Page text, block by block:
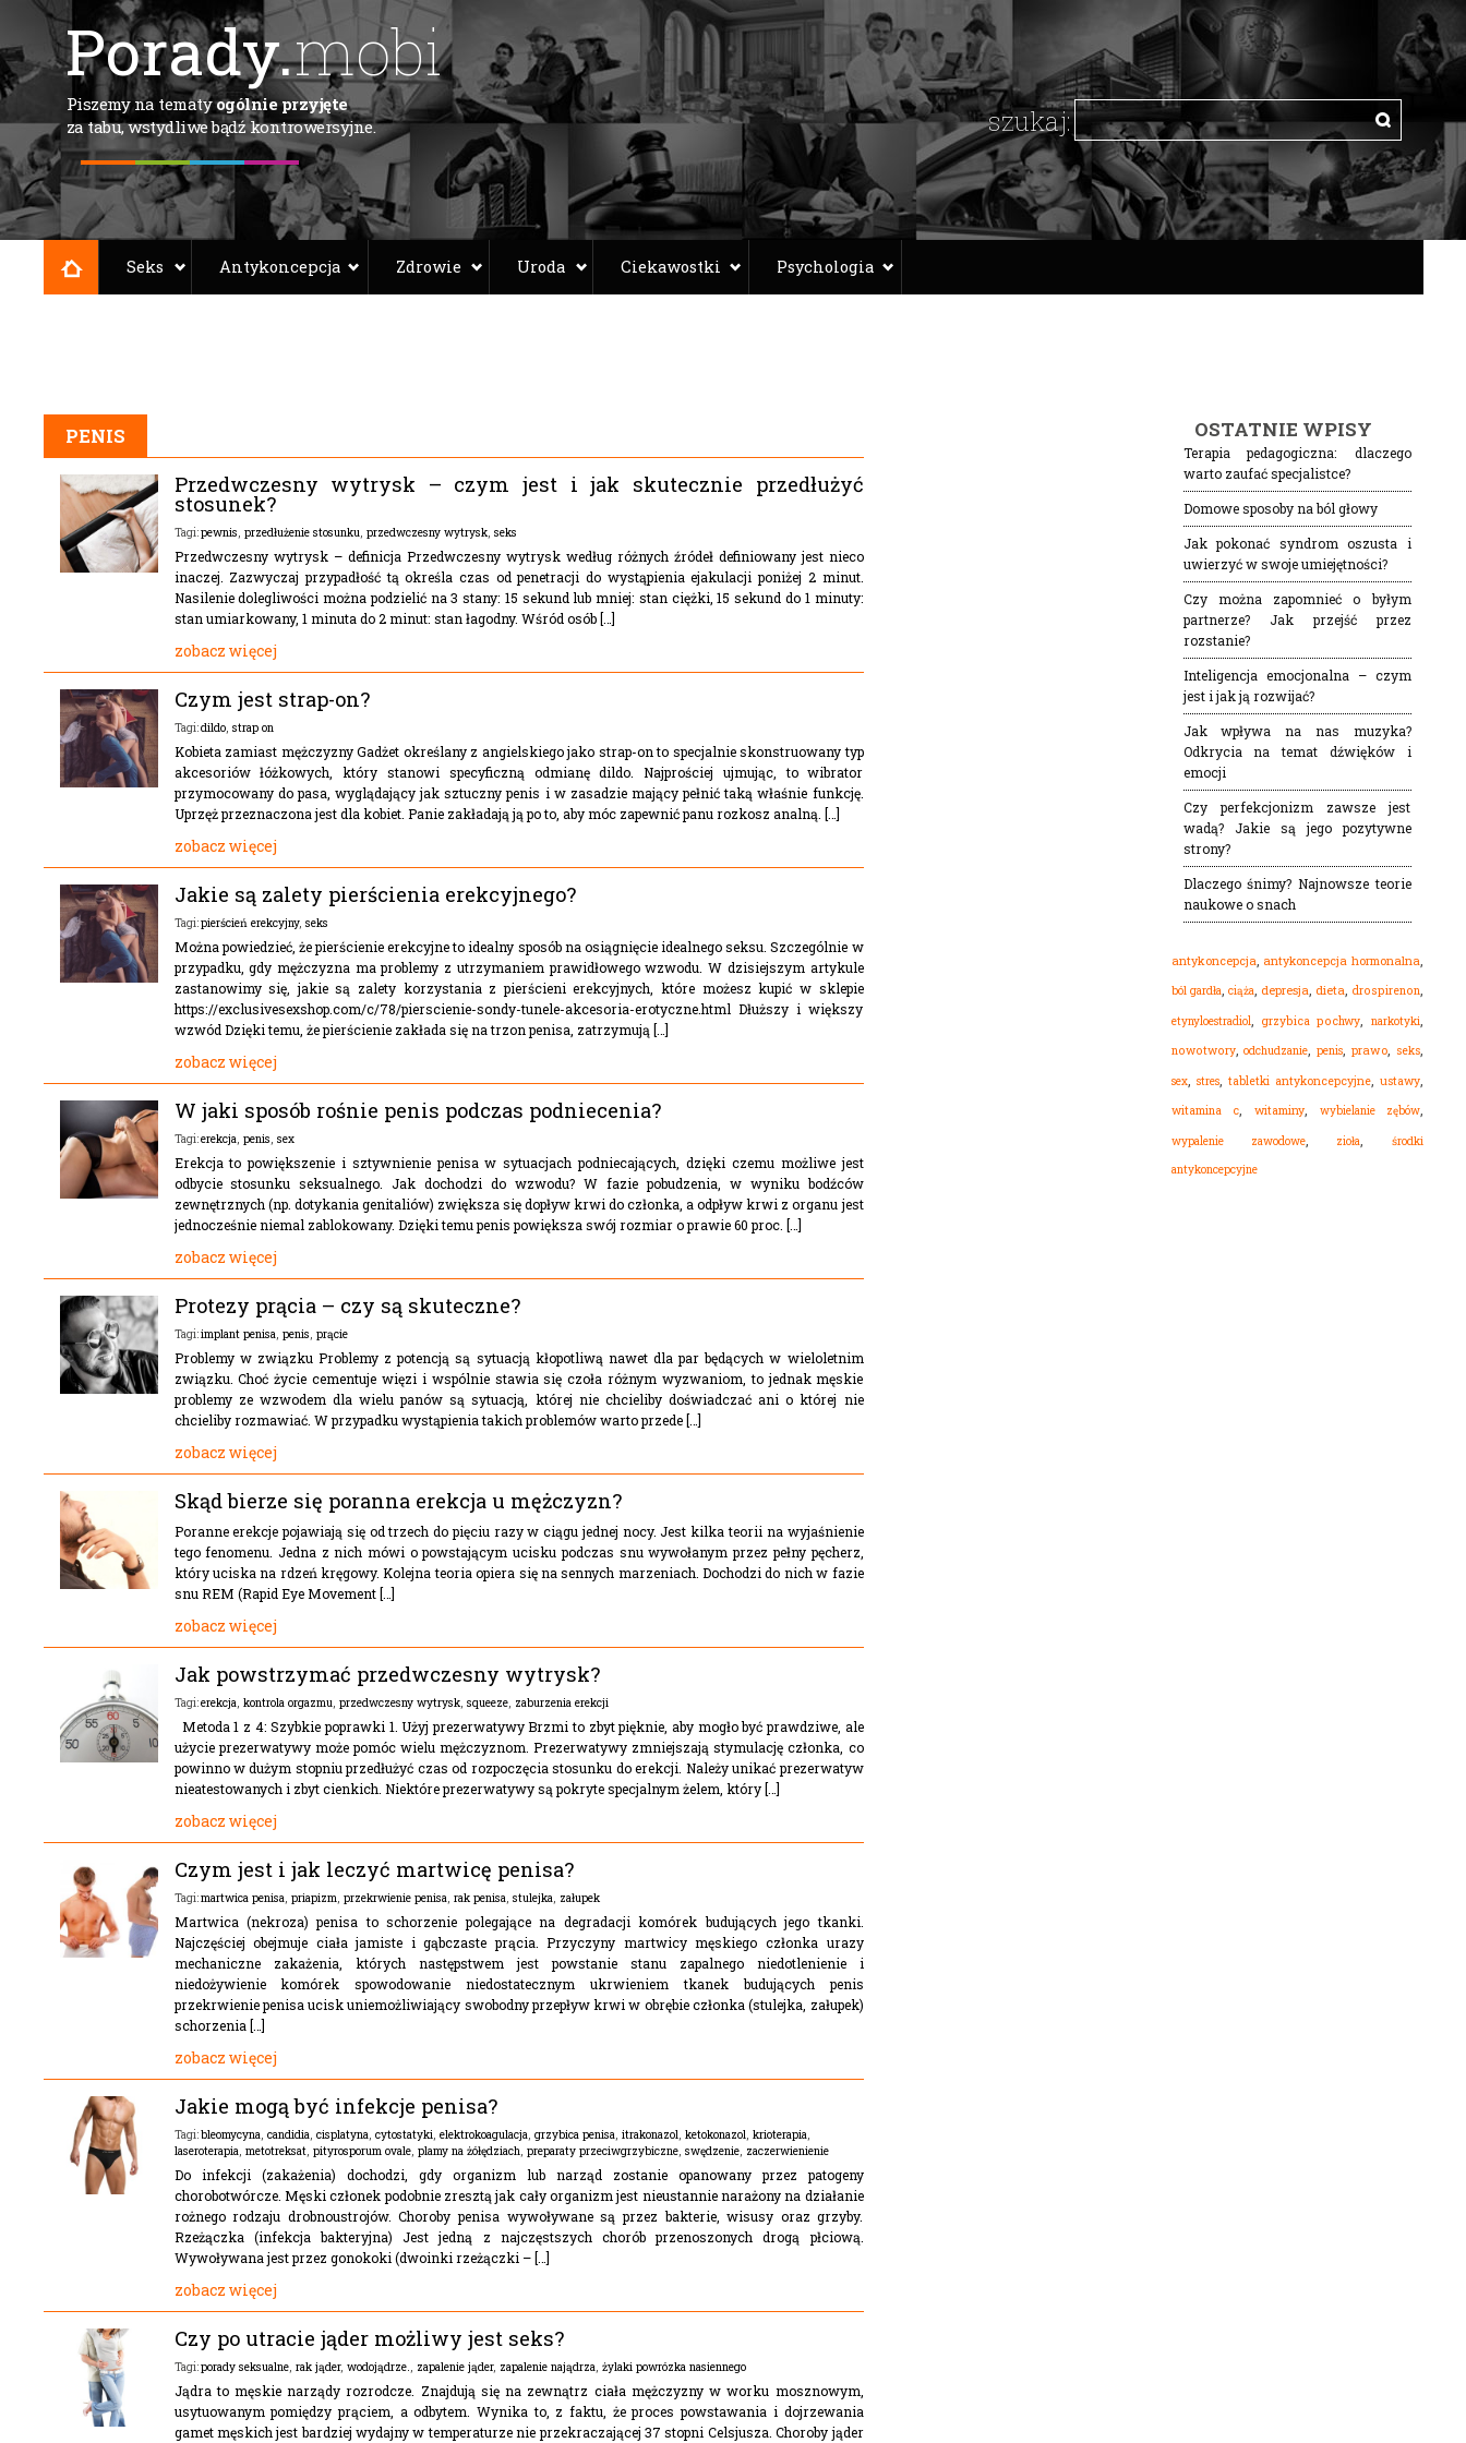
Porady.mobi
Piszemy na tematyogólnie przyjęte
za tabu, wstydliwe bądź kontrowersyjne.
Seks Antykoncepcja Zdrowie Uroda Ciekawostki Psychologia
PENIS
Przedwczesny wytrysk – czym jest i jak skutecznie przedłużyć
stosunek?
Tagi:pewnis, przedłużenie stosunku, przedwczesny wytrysk, seks
Przedwczesny wytrysk – definicja Przedwczesny wytrysk według różnych źródeł definiowany jest nieco
inaczej. Zazwyczaj przypadłość tą określa czas od penetracji do wystąpienia ejakulacji poniżej 2 minut.
Nasilenie dolegliwości można podzielić na 3 stany: 15 sekund lub mniej: stan ciężki, 15 sekund do 1 minuty:
stan umiarkowany, 1 minuta do 2 minut: stan łagodny. Wśród osób […]
zobacz więcej
Czym jest strap-on?
Tagi:dildo, strap on
Kobieta zamiast mężczyzny Gadżet określany z angielskiego jako strap-on to specjalnie skonstruowany typ
akcesoriów łóżkowych, który stanowi specyficzną odmianę dildo. Najprościej ujmując, to wibrator
przymocowany do pasa, wyglądający jak sztuczny penis i w zasadzie mający pełnić taką właśnie funkcję.
Uprzęż przeznaczona jest dla kobiet. Panie zakładają ją po to, aby móc zapewnić panu rozkosz analną. […]
zobacz więcej
Jakie są zalety pierścienia erekcyjnego?
Tagi:pierścień erekcyjny, seks
Można powiedzieć, że pierścienie erekcyjne to idealny sposób na osiągnięcie idealnego seksu. Szczególnie w
przypadku, gdy mężczyzna ma problemy z utrzymaniem prawidłowego wzwodu. W dzisiejszym artykule
zastanowimy się, jakie są zalety korzystania z pierścieni erekcyjnych, które możesz kupić w sklepie
https://exclusivesexshop.com/c/78/pierscienie-sondy-tunele-akcesoria-erotyczne.html Dłuższy i większy
wzwód Dzięki temu, że pierścienie zakłada się na trzon penisa, zatrzymują […]
zobacz więcej
W jaki sposób rośnie penis podczas podniecenia?
Tagi:erekcja, penis, sex
Erekcja to powiększenie i sztywnienie penisa w sytuacjach podniecających, dzięki czemu możliwe jest
odbycie stosunku seksualnego. Jak dochodzi do wzwodu? W fazie pobudzenia, w wyniku bodźców
zewnętrznych (np. dotykania genitaliów) zwiększa się dopływ krwi do członka, a odpływ krwi z organu jest
jednocześnie niemal zablokowany. Dzięki temu penis powiększa swój rozmiar o prawie 60 proc. […]
zobacz więcej
Protezy prącia – czy są skuteczne?
Tagi:implant penisa, penis, prącie
Problemy w związku Problemy z potencją są sytuacją kłopotliwą nawet dla par będących w wieloletnim
związku. Choć życie cementuje więzi i wspólnie stawia się czoła różnym wyzwaniom, to jednak męskie
problemy ze wzwodem dla wielu panów są sytuacją, której nie chcieliby doświadczać ani o której nie
chcieliby rozmawiać. W przypadku wystąpienia takich problemów warto przede […]
zobacz więcej
Skąd bierze się poranna erekcja u mężczyzn?
Poranne erekcje pojawiają się od trzech do pięciu razy w ciągu jednej nocy. Jest kilka teorii na wyjaśnienie
tego fenomenu. Jedna z nich mówi o powstającym ucisku podczas snu wywołanym przez pełny pęcherz,
który uciska na rdzeń kręgowy. Kolejna teoria opiera się na sennych marzeniach. Dochodzi do nich w fazie
snu REM (Rapid Eye Movement […]
zobacz więcej
Jak powstrzymać przedwczesny wytrysk?
Tagi:erekcja, kontrola orgazmu, przedwczesny wytrysk, squeeze, zaburzenia erekcji
Metoda 1 z 4: Szybkie poprawki 1. Użyj prezerwatywy Brzmi to zbyt pięknie, aby mogło być prawdziwe, ale
użycie prezerwatywy może pomóc wielu mężczyznom. Prezerwatywy zmniejszają stymulację członka, co
powinno w dużym stopniu przedłużyć czas od rozpoczęcia stosunku do erekcji. Należy unikać prezerwatyw
nieatestowanych i zbyt cienkich. Niektóre prezerwatywy są pokryte specjalnym żelem, który […]
zobacz więcej
Czym jest i jak leczyć martwicę penisa?
Tagi:martwica penisa, priapizm, przekrwienie penisa, rak penisa, stulejka, załupek
Martwica (nekroza) penisa to schorzenie polegające na degradacji komórek budujących jego tkanki.
Najczęściej obejmuje ciała jamiste i gąbczaste prącia. Przyczyny martwicy męskiego członka urazy
mechaniczne zakażenia, których następstwem jest powstanie stanu zapalnego niedotlenienie i
niedożywienie komórek spowodowanie niedostatecznym ukrwieniem tkanek budujących penis
przekrwienie penisa ucisk uniemożliwiający swobodny przepływ krwi w obrębie członka (stulejka, załupek)
schorzenia […]
zobacz więcej
Jakie mogą być infekcje penisa?
Tagi:bleomycyna, candidia, cisplatyna, cytostatyki, elektrokoagulacja, grzybica penisa, itrakonazol, ketokonazol, krioterapia,
laseroterapia, metotreksat, pityrosporum ovale, plamy na żółędziach, preparaty przeciwgrzybiczne, swędzenie, zaczerwienienie
Do infekcji (zakażenia) dochodzi, gdy organizm lub narząd zostanie opanowany przez patogeny
chorobotwórcze. Męski członek podobnie zresztą jak cały organizm jest nieustannie narażony na działanie
rożnego rodzaju drobnoustrojów. Choroby penisa wywoływane są przez bakterie, wisusy oraz grzyby.
Rzeżączka (infekcja bakteryjna) Jest jedną z najczęstszych chorób przenoszonych drogą płciową.
Wywoływana jest przez gonokoki (dwoinki rzeżączki – […]
zobacz więcej
Czy po utracie jąder możliwy jest seks?
Tagi:porady seksualne, rak jąder, wodojądrze., zapalenie jąder, zapalenie najądrza, żylaki powrózka nasiennego
Jądra to męskie narządy rozrodcze. Znajdują się na zewnątrz ciała mężczyzny w worku mosznowym,
usytuowanym pomiędzy prąciem, a odbytem. Wynika to, z faktu, że proces powstawania i dojrzewania
gamet męskich jest bardziej wydajny w temperaturze nie przekraczającej 37 stopni Celsjusza. Choroby jąder
OSTATNIE WPISY
Terapia pedagogiczna: dlaczego
warto zaufać specjalistce?
Domowe sposoby na ból głowy
Jak pokonać syndrom oszusta i
uwierzyć w swoje umiejętności?
Czy można zapomnieć o byłym
partnerze? Jak przejść przez
rozstanie?
Inteligencja emocjonalna – czym
jest i jak ją rozwijać?
Jak wpływa na nas muzyka?
Odkrycia na temat dźwięków i
emocji
Czy perfekcjonizm zawsze jest
wadą? Jakie są jego pozytywne
strony?
Dlaczego śnimy? Najnowsze teorie
naukowe o snach
antykoncepcja antykoncepcja hormonalna
ból gardła ciąża depresja dieta drospirenon
etynyloestradiol grzybica pochwy narkotyki
nowotwory,odchudzanie penis prawo, seks,
sex, stres, tabletki antykoncepcyjne, ustawy,
witamina c witaminy wybielanie zębów,
wypalenie zawodowe, zioła
środki
antykoncepcyjne